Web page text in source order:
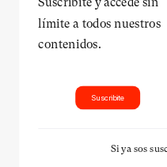
límite a todos nuestros
contenidos.
Suscribite
Si ya sos